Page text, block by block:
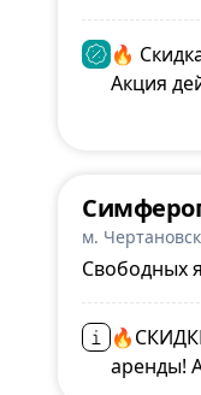
🔥
Акция
м.
Свободных
аренды!